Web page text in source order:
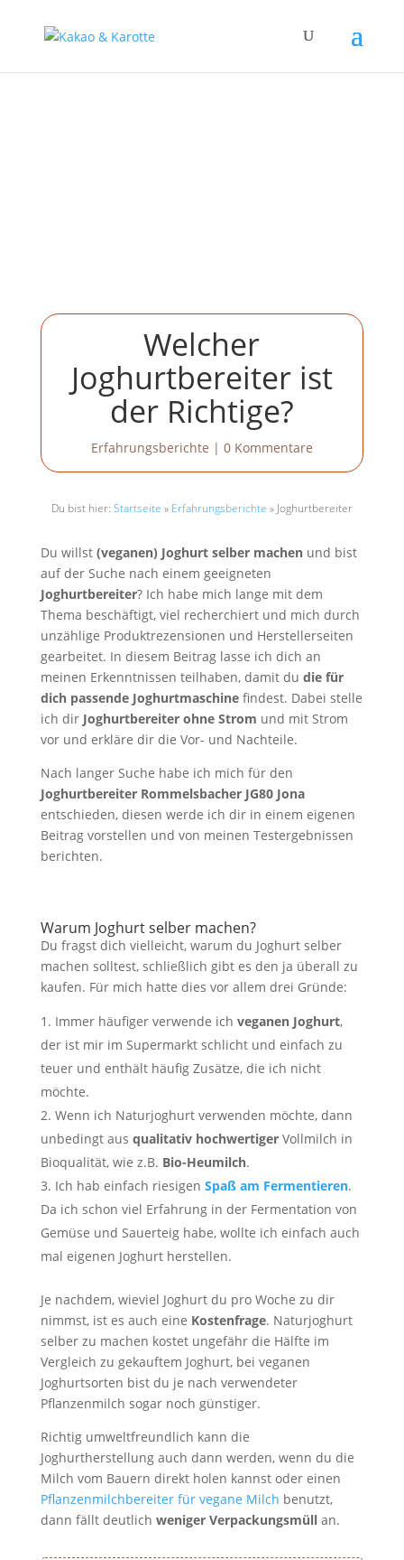
Welcher
Joghurtbereiter ist
der Richtige?
Erfahrungsberichte | 0 Kommentare
Du bist hier: Startseite » Erfahrungsberichte » Joghurtbereiter
Du willst (veganen) Joghurt selber machenund bist
auf der Suche nach einem geeigneten
Joghurtbereiter? Ich habe mich lange mit dem
Thema beschäftigt, viel recherchiert und mich durch
unzählige Produktrezensionen und Herstellerseiten
gearbeitet. In diesem Beitrag lasse ich dich an
meinen Erkenntnissen teilhaben, damit du die für
dich passende Joghurtmaschinefindest. Dabei stelle
ich dirJoghurtbereiter ohne Strom und mit Strom
vor und erkläre dir die Vor- und Nachteile.
Nach langer Suche habe ich mich für den
Joghurtbereiter Rommelsbacher JG80 Jona
entschieden, diesen werde ich dir in einem eigenen
Beitrag vorstellen und von meinen Testergebnissen
berichten.
Warum Joghurt selber machen?
Du fragst dich vielleicht, warum du Joghurt selber
machen solltest, schließlich gibt es den ja überall zu
kaufen. Für mich hatte dies vor allem drei Gründe:
Immer häufiger verwende ich veganen Joghurt,
der ist mir im Supermarkt schlicht und einfach zu
teuer und enthält häufig Zusätze, die ich nicht
möchte.
Wenn ich Naturjoghurt verwenden möchte, dann
unbedingt aus qualitativ hochwertigerVollmilch in
Bioqualität, wie z.B. Bio-Heumilch.
Ich hab einfach riesigen Spaß am Fermentieren.
Da ich schon viel Erfahrung in der Fermentation von
Gemüse und Sauerteig habe, wollte ich einfach auch
mal eigenen Joghurt herstellen.
Je nachdem, wieviel Joghurt du pro Woche zu dir
nimmst, ist es auch eine Kostenfrage. Naturjoghurt
selber zu machen kostet ungefähr die Hälfte im
Vergleich zu gekauftem Joghurt, bei veganen
Joghurtsorten bist du je nach verwendeter
Pflanzenmilch sogar noch günstiger.
Richtig umweltfreundlich kann die
Joghurtherstellung auch dann werden, wenn du die
Milch vom Bauern direkt holen kannst oder einen
Pflanzenmilchbereiter für vegane Milch benutzt,
dann fällt deutlich weniger Verpackungsmüllan.